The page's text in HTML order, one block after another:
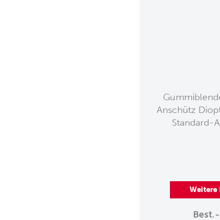
Anschütz
Standard-